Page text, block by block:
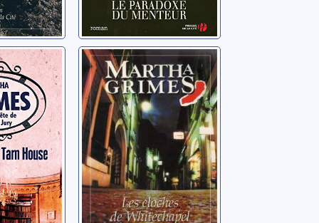
de
Les cloches de
Whitechapel
Grimes, Martha